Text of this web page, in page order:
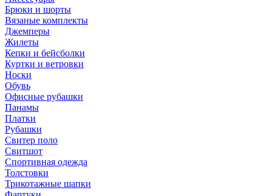
Брюки и шорты
Вязаные комплекты
Джемперы
Жилеты
Кепки и бейсболки
Куртки и ветровки
Носки
Обувь
Офисные рубашки
Панамы
Платки
Рубашки
Свитер поло
Свитшот
Спортивная одежда
Толстовки
Трикотажные шапки